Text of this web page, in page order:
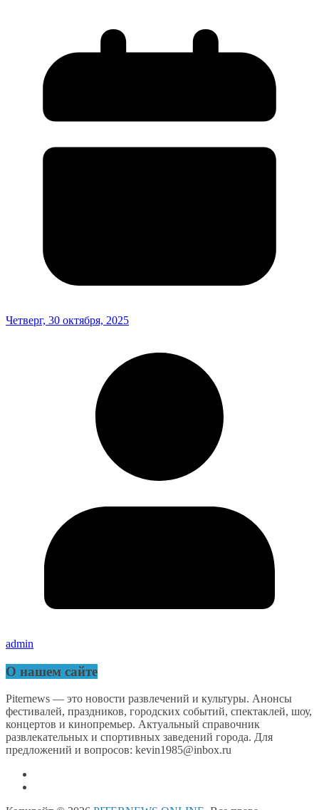
Четверг, 30 октября, 2025
admin
О нашем сайте
Piternews — это новости развлечений и культуры. Анонсы
фестивалей, праздников, городских событий, спектаклей, шоу,
концертов и кинопремьер. Актуальный справочник
развлекательных и спортивных заведений города. Для
предложений и вопросов: kevin1985@inbox.ru